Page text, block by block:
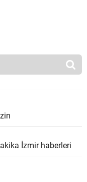
İzmir haberleri